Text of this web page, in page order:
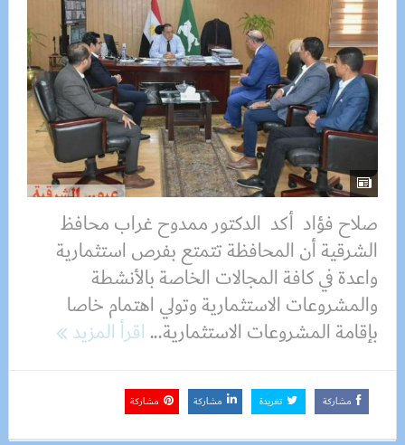
صلاح فؤاد أكد الدكتور ممدوح غراب محافظ
الشرقية أن المحافظة تتمتع بفرص استثمارية
واعدة في كافة المجالات الخاصة بالأنشطة
والمشروعات الاستثمارية وتولي اهتمام خاصا
بإقامة المشروعات الاستثمارية...اقرأ المزيد
مشاركة تغريدة مشاركة مشاركة